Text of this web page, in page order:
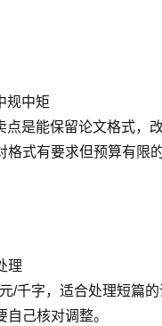
规中矩
是能保留论文格式，
式有要求但预算有限的
理
/千字，适合处理短篇
己核对调整。